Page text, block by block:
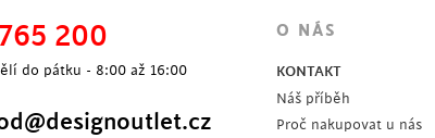
200
do pátku - 8:00 až 16:00
O NÁS
KONTAKT
Náš příběh
Proč nakupovat u nás